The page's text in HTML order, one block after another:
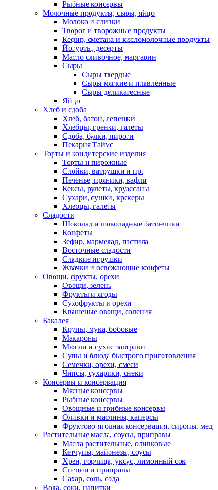
Рыбные консервы
Молочные продукты, сыры, яйцо
Молоко и сливки
Творог и творожные продукты
Кефир, сметана и кисломолочные продукты
Йогурты, десерты
Масло сливочное, маргарин
Сыры
Сыры твердые
Сыры мягкие и плавленные
Сыры деликатесные
Яйцо
Хлеб и сдоба
Хлеб, батон, лепешки
Хлебцы, гренки, галеты
Сдоба, булки, пироги
Пекарня Таймс
Торты и кондитерские изделия
Торты и пирожные
Слойки, ватрушки и пр.
Печенье, пряники, вафли
Кексы, рулеты, круассаны
Сухари, сушки, крекеры
Хлебцы, галеты
Сладости
Шоколад и шоколадные батончики
Конфеты
Зефир, мармелад, пастила
Восточные сладости
Сладкие игрушки
Жвачки и освежающие конфеты
Овощи, фрукты, орехи
Овощи, зелень
Фрукты и ягоды
Сухофрукты и орехи
Квашеные овощи, соления
Бакалея
Крупы, мука, бобовые
Макароны
Мюсли и сухие завтраки
Супы и блюда быстрого приготовления
Семечки, орехи, смеси
Чипсы, сухарики, снеки
Консервы и консервация
Мясные консервы
Рыбные консервы
Овощные и грибные консервы
Оливки и маслины, каперсы
Фруктово-ягодная консервация, сиропы, мед
Растительные масла, соусы, приправы
Масла растительные, оливковые
Кетчупы, майонезы, соусы
Хрен, горчица, уксус, лимонный сок
Специи и приправы
Сахар, соль, сода
Вода, соки, напитки